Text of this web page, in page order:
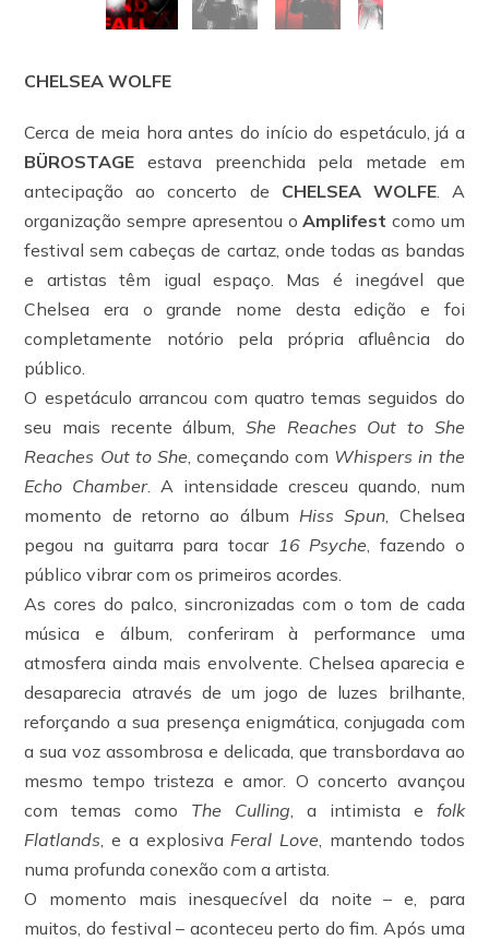
CHELSEA WOLFE
Cerca de meia hora antes do início do espetáculo, já a
BÜROSTAGE estava preenchida pela metade em
antecipação ao concerto de CHELSEA WOLFE. A
organização sempre apresentou oAmplifest como um
festival sem cabeças de cartaz, onde todas as bandas
e artistas têm igual espaço. Mas é inegável que
Chelsea era o grande nome desta edição e foi
completamente notório pela própria afluência do
público.
O espetáculo arrancou com quatro temas seguidos do
seu mais recente álbum, She Reaches Out to She
Reaches Out to She , começando com Whispers in the
Echo Chamber. A intensidade cresceu quando, num
momento de retorno ao álbum Hiss Spun , Chelsea
pegou na guitarra para tocar 16 Psyche , fazendo o
público vibrar com os primeiros acordes.
As cores do palco, sincronizadas com o tom de cada
música e álbum, conferiram à performance uma
atmosfera ainda mais envolvente. Chelsea aparecia e
desaparecia através de um jogo de luzes brilhante,
reforçando a sua presença enigmática, conjugada com
a sua voz assombrosa e delicada, que transbordava ao
mesmo tempo tristeza e amor. O concerto avançou
com temas como The Culling , a intimista e folk
Flatlands , e a explosiva Feral Love , mantendo todos
numa profunda conexão com a artista.
O momento mais inesquecível da noite – e, para
muitos, do festival – aconteceu perto do fim. Após uma